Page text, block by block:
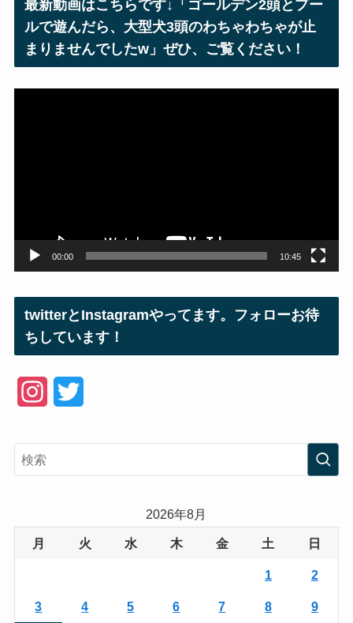
ス
最新動画はこちらです↓「ゴールデン2頭とプー
ルで遊んだら、大型犬3頭のわちゃわちゃが止
まりませんでしたw」ぜひ、ご覧ください！
00:00 10:45
twitterとInstagramやってます。フォローお待
ちしています！
e
2026年8月
月 火 水 木 金 土 日
1 2
3 4 5 6 7 8 9